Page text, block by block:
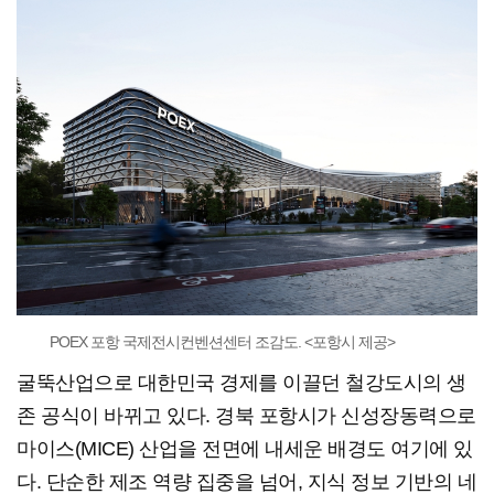
POEX 포항 국제전시컨벤션센터 조감도. <포항시 제공>
굴뚝산업으로 대한민국 경제를 이끌던 철강도시의 생
존 공식이 바뀌고 있다. 경북 포항시가 신성장동력으로
마이스(MICE) 산업을 전면에 내세운 배경도 여기에 있
다. 단순한 제조 역량 집중을 넘어, 지식 정보 기반의 네